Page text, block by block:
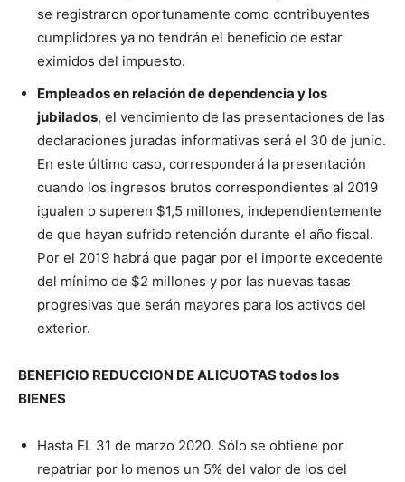
se registraron oportunamente como contribuyentes
cumplidores ya no tendrán el beneficio de estar
eximidos del impuesto.
Empleados en relación de dependencia y los
jubilados, el vencimiento de las presentaciones de las
declaraciones juradas informativas será el 30 de junio.
En este último caso, corresponderá la presentación
cuando los ingresos brutos correspondientes al 2019
igualen o superen $1,5 millones, independientemente
de que hayan sufrido retención durante el año fiscal.
Por el 2019 habrá que pagar por el importe excedente
del mínimo de $2 millones y por las nuevas tasas
progresivas que serán mayores para los activos del
exterior.
BENEFICIO REDUCCION DE ALICUOTAS todos los
BIENES
Hasta EL 31 de marzo 2020. Sólo se obtiene por
repatriar por lo menos un 5% del valor de los del